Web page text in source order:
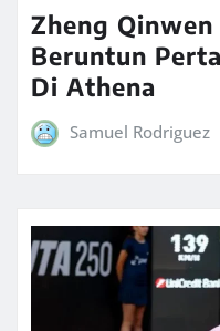
Zheng
Beruntun
Di Athena
Samuel Rodriguez